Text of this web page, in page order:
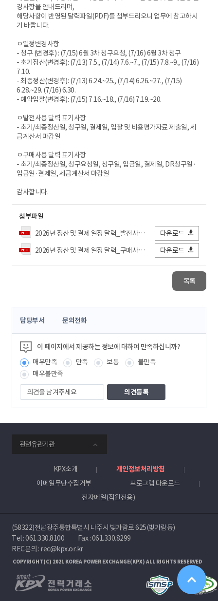
경사항을 안내드리며,
해당사항이 반영된 달력파일(PDF)를 첨부드리오니 업무에 참고하시
기 바랍니다.
ㅇ일정변경사항
- 청구 (변경후) : (7/15) 6월 3차 청구요청, (7/16) 6월 3차 청구
- 초기정산(변경후): (7/13) 7.5., (7/14) 7.6.~7., (7/15) 7.8.~9., (7/16)
7.10.
- 최종정산(변경후): (7/13) 6.24.~25., (7/14) 6.26.~27., (7/15)
6.28.~29. (7/16) 6.30.
- 예약입찰(변경후): (7/15) 7.16.~18., (7/16) 7.19.~20.
ㅇ발전사용 달력 표기사항
- 초기/최종정산일, 청구일, 결제일, 입찰 및 비용평가자료 제출일, 세
금계산서 마감일
ㅇ구매사용 달력 표기사항
- 초기/최종정산일, 청구요청일, 청구일, 입금일, 결제일, DR청구일·
입금일·결제일, 세금계산서 마감일
감사합니다.
첨부파일
2026년 정산 및 결제 일정 달력_발전사용(제헌절 반영).pdf
다운로드
2026년 정산 및 결제 일정 달력_구매사용(제헌절 반영).pdf
다운로드
목록
콘
츠
정
보
책
임
자
담당부서 문의전화
이 페이지에서 제공하는 정보에 대하여 만족하십니까?
매우만족
만족 보통
불만족
매우불만족
의
견
을
겨
주
세
요
관련유관기관
KPX소개
개인정보처리방침
이메일무단수집거부
프로그램 다운로드
전자메일(직원전용)
(58322)전남광주통합특별시 나주시 빛가람로 625(빛가람동)
Tel :061.330.8100
Fax : 061.330.8299
REC문의 : rec@kpx.or.kr
COPYRIGHT(C) 2021 KOREA POWER EXCHANGE(KPX) ALL RIGHTS RESERVED